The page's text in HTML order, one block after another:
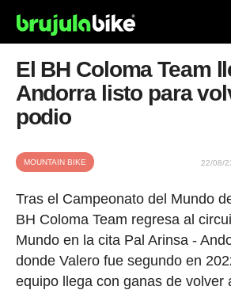
El BH Coloma Team
Andorra listo para
podio
MOUNTAIN BIKE 22/08/
Tras el Campeonato del Mundo
BH Coloma Team regresa al
Mundo en la cita Pal Arinsa -
donde Valero fue segundo en
equipo llega con ganas de volver